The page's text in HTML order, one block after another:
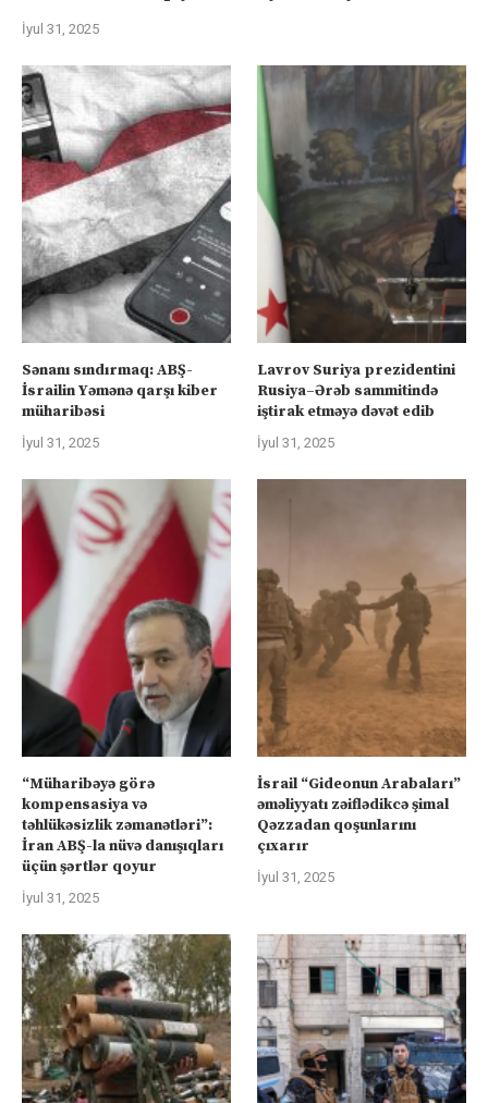
İyul 31, 2025
Sənanı sındırmaq: ABŞ-
İsrailin Yəmənə qarşı kiber
müharibəsi
İyul 31, 2025
Lavrov Suriya prezidentini
Rusiya–Ərəb sammitində
iştirak etməyə dəvət edib
İyul 31, 2025
“Müharibəyə görə
kompensasiya və
təhlükəsizlik zəmanətləri”:
İran ABŞ-la nüvə danışıqları
üçün şərtlər qoyur
İyul 31, 2025
İsrail “Gideonun Arabaları”
əməliyyatı zəiflədikcə şimal
Qəzzadan qoşunlarını
çıxarır
İyul 31, 2025